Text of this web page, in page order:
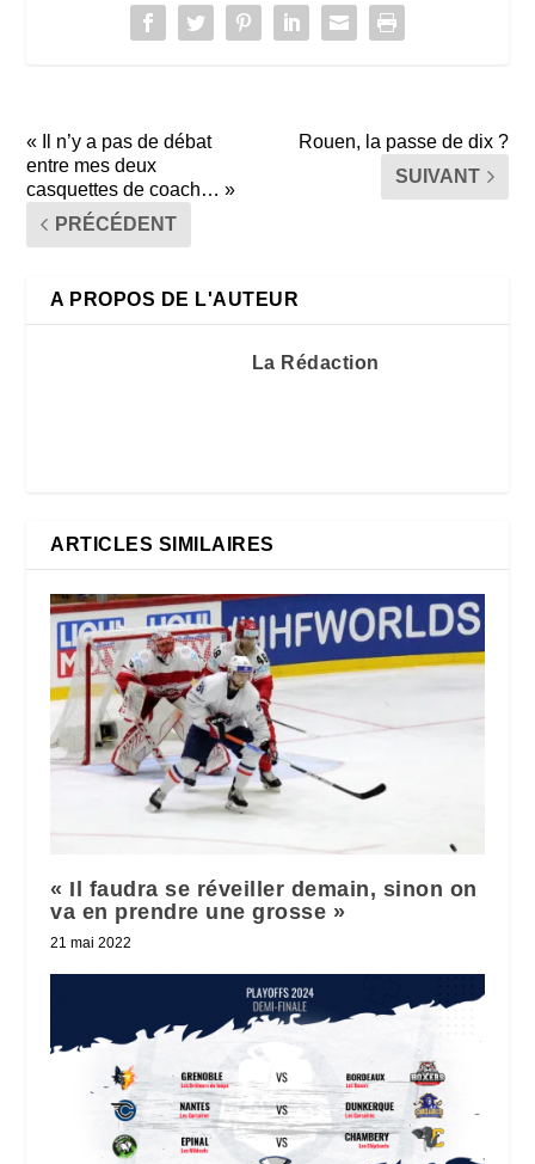
« Il n’y a pas de débat
entre mes deux
casquettes de coach… »
PRÉCÉDENT
Rouen, la passe de dix ?
SUIVANT
A PROPOS DE L'AUTEUR
La Rédaction
ARTICLES SIMILAIRES
« Il faudra se réveiller demain, sinon on
va en prendre une grosse »
21 mai 2022